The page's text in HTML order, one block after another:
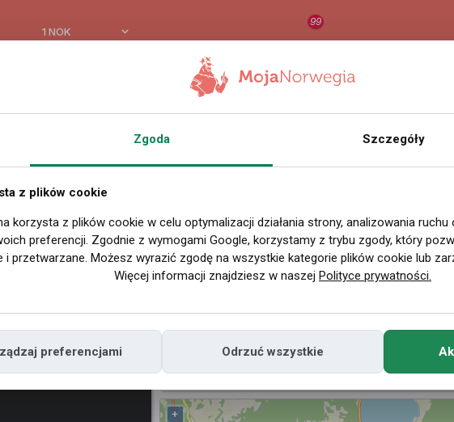
1 NOK
99
Miejscowość
w Norwegii
Posty
+
Zgoda Szczegóły
z plików cookie
korzysta z plików cookie w celu optymalizacji działania strony, analizowania
preferencji. Zgodnie z wymogami Google, korzystamy z trybu zgody, który
i przetwarzane. Możesz wyrazić zgodę na wszystkie kategorie plików cookie lub
Więcej informacji znajdziesz w naszej Polityce prywatności.
preferencjami Odrzuć wszystkie